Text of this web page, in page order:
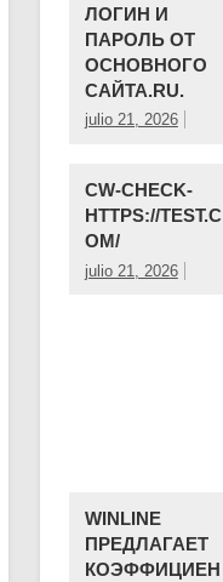
ЛОГИН И
ПАРОЛЬ ОТ
ОСНОВНОГО
САЙТА.RU.
julio 21, 2026
CW-CHECK-
HTTPS://TEST.C
OM/
julio 21, 2026
WINLINE
ПРЕДЛАГАЕТ
КОЭФФИЦИЕН